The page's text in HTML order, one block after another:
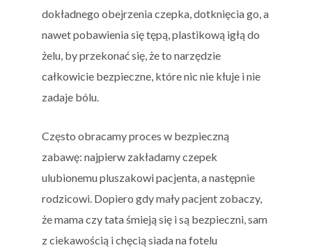
dokładnego obejrzenia czepka, dotknięcia go, a
nawet pobawienia się tępą, plastikową igłą do
żelu, by przekonać się, że to narzędzie
całkowicie bezpieczne, które nic nie kłuje i nie
zadaje bólu.
Często obracamy proces w bezpieczną
zabawę: najpierw zakładamy czepek
ulubionemu pluszakowi pacjenta, a następnie
rodzicowi. Dopiero gdy mały pacjent zobaczy,
że mama czy tata śmieją się i są bezpieczni, sam
z ciekawością i chęcią siada na fotelu